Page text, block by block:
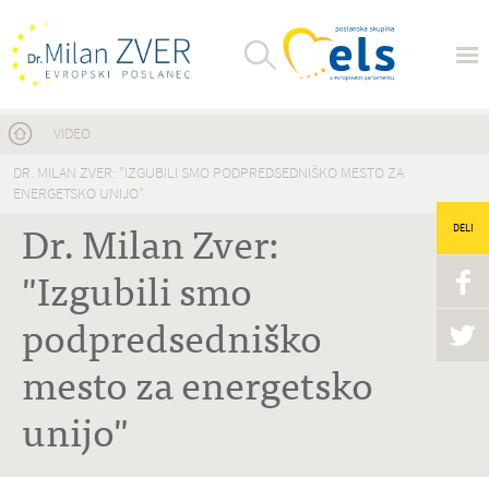
Nahajate se tukaj
VIDEO
DR. MILAN ZVER: "IZGUBILI SMO PODPREDSEDNIŠKO MESTO ZA
ENERGETSKO UNIJO"
Dr. Milan Zver:
"Izgubili smo
podpredsedniško
mesto za energetsko
unijo"
DELI